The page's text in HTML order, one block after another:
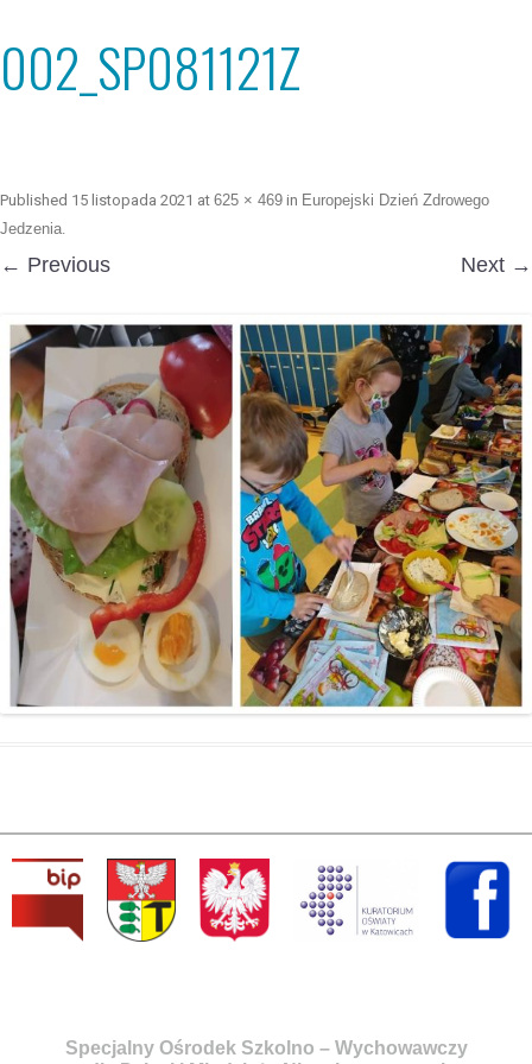
002_SP081121Z
Published 15 listopada 2021 at 625 × 469 in Europejski Dzień Zdrowego
Jedzenia.
← Previous Next →
Specjalny Ośrodek Szkolno – Wychowawczy